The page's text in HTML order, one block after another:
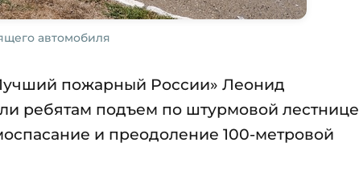
автомобиля
пожарный России» Леонид
ребятам подъем по штурмовой лестнице
и преодоление 100-метровой